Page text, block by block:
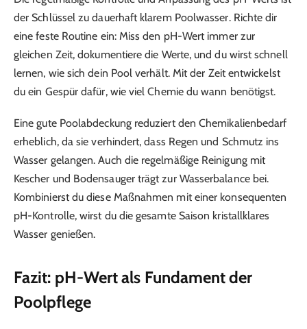
der Schlüssel zu dauerhaft klarem Poolwasser. Richte dir
eine feste Routine ein: Miss den pH-Wert immer zur
gleichen Zeit, dokumentiere die Werte, und du wirst schnell
lernen, wie sich dein Pool verhält. Mit der Zeit entwickelst
du ein Gespür dafür, wie viel Chemie du wann benötigst.
Eine gute Poolabdeckung reduziert den Chemikalienbedarf
erheblich, da sie verhindert, dass Regen und Schmutz ins
Wasser gelangen. Auch die regelmäßige Reinigung mit
Kescher und Bodensauger trägt zur Wasserbalance bei.
Kombinierst du diese Maßnahmen mit einer konsequenten
pH-Kontrolle, wirst du die gesamte Saison kristallklares
Wasser genießen.
Fazit: pH-Wert als Fundament der
Poolpflege